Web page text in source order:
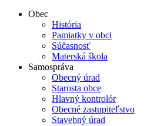
Obec
História
Pamiatky v obci
Súčasnosť
Materská škola
Samospráva
Obecný úrad
Starosta obce
Hlavný kontrolór
Obecné zastupiteľstvo
Stavebný úrad